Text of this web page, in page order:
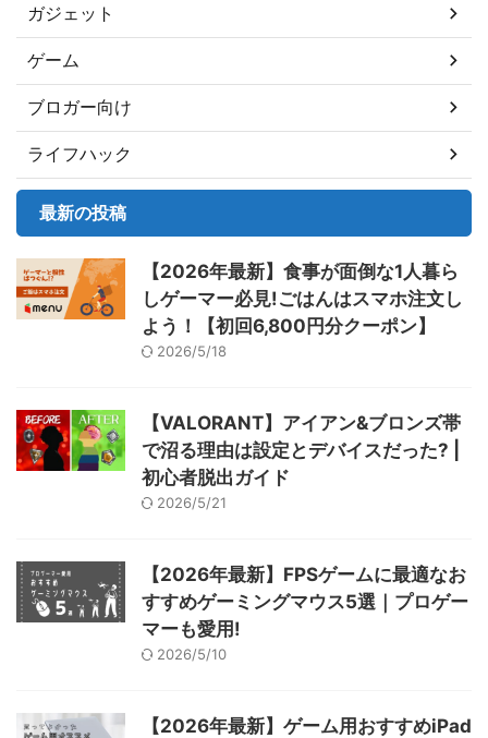
ガジェット
ゲーム
ブロガー向け
ライフハック
最新の投稿
【2026年最新】食事が面倒な1人暮ら
しゲーマー必見!ごはんはスマホ注文し
よう！【初回6,800円分クーポン】
2026/5/18
【VALORANT】アイアン&ブロンズ帯
で沼る理由は設定とデバイスだった? |
初心者脱出ガイド
2026/5/21
【2026年最新】FPSゲームに最適なお
すすめゲーミングマウス5選｜プロゲー
マーも愛用!
2026/5/10
【2026年最新】ゲーム用おすすめiPad